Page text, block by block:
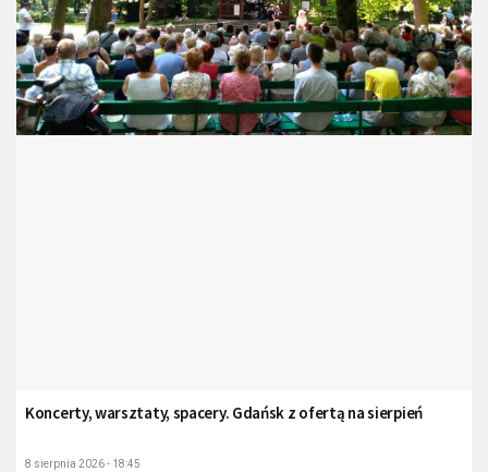
Koncerty, warsztaty, spacery. Gdańsk z ofertą na sierpień
8 sierpnia 2026 - 18:45